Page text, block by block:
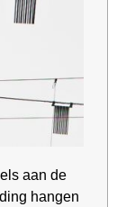
aan de
hangen